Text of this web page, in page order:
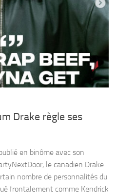
Drake règle ses
en binôme avec son
le canadien Drake
nombre de personnalités du
frontalement comme Kendrick